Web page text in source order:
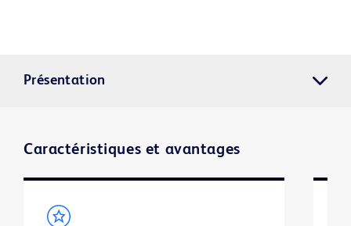
Présentation
Caractéristiques et avantages